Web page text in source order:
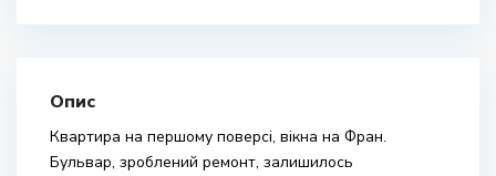
Опис
Квартира на першому поверсі, вікна на Фран.
Бульвар, зроблений ремонт, залишилось